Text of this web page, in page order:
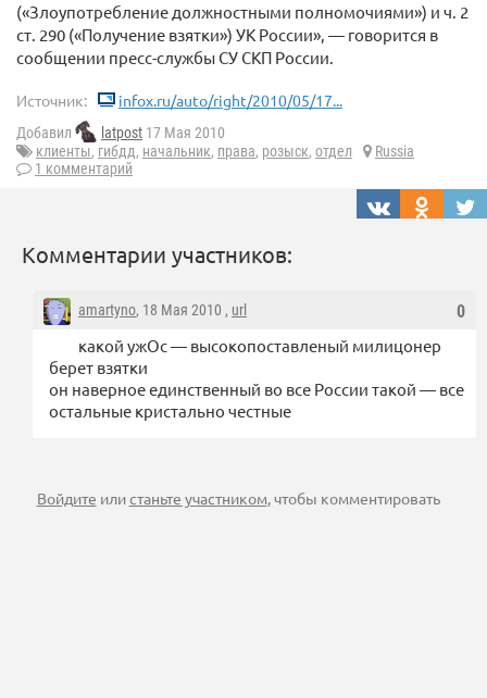
(«Злоупотребление должностными полномочиями») и ч. 2
ст. 290 («Получение взятки») УК России», — говорится в
сообщении пресс-службы СУ СКП России.
Источник: infox.ru/auto/right/2010/05/17...
Добавил latpost 17 Мая 2010
клиенты, гибдд, начальник, права, розыск, отдел
Russia
1 комментарий
Комментарии участников:
0
amartyno, 18 Мая 2010 , url
какой ужОс — высокопоставленый милицонер
берет взятки
он наверное единственный во все России такой — все
остальные кристально честные
Войдите илистаньте участником, чтобы комментировать